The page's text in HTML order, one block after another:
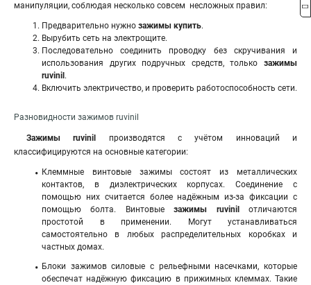
манипуляции, соблюдая несколько совсем несложных правил:
Предварительно нужно зажимы купить.
Вырубить сеть на электрощите.
Последовательно соединить проводку без скручивания и
использования других подручных средств, только зажимы
ruvinil .
Включить электричество, и проверить работоспособность сети.
Разновидности зажимов ruvinil
Зажимы ruvinil
производятся с учётом инноваций и
классифицируются на основные категории:
Клеммные винтовые зажимы состоят из металлических
контактов, в диэлектрических корпусах. Соединение с
помощью них считается более надёжным из-за фиксации с
помощью болта. Винтовыезажимы ruvinilотличаются
простотой в применении. Могут устанавливаться
самостоятельно в любых распределительных коробках и
частных домах.
Блоки зажимов силовые с рельефными насечками, которые
обеспечат надёжную фиксацию в прижимных клеммах. Такие